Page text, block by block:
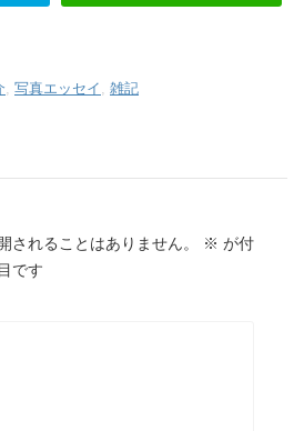
写真エッセイ 雑記
されることはありません。 ※ が付
です